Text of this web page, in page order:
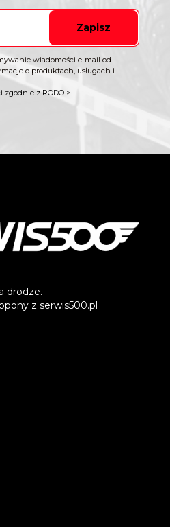
Zapisz
wiadomości e-mail od
o produktach, usługach i
z RODO >
drodze.
z serwis500.pl